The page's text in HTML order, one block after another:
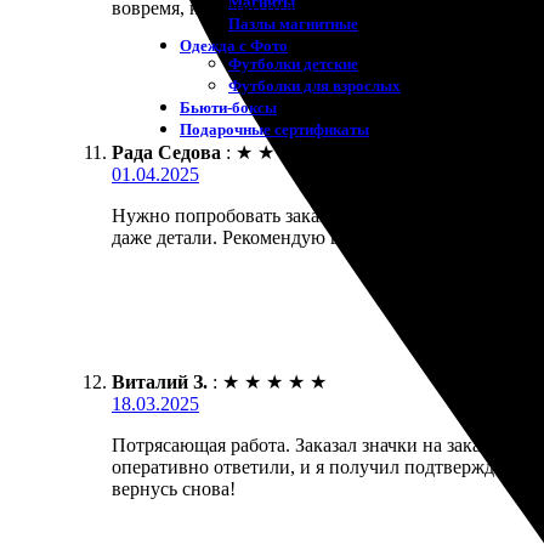
Пазлы магнитные
Одежда с Фото
Футболки детские
Футболки для взрослых
Бьюти-боксы
Подарочные сертификаты
вовремя, качество отличное. Все довольны
Рада Седова : ★ ★
01.04.2025
Нужно попробовать заказать значки. Удобный
даже детали. Рекомендую всем друзьям и знакомым!
Виталий З. : ★ ★ ★ ★ ★
18.03.2025
Потрясающая работа. Заказал значки на заказ,
оперативно ответили, и я получил подтверждение.
вернусь снова!